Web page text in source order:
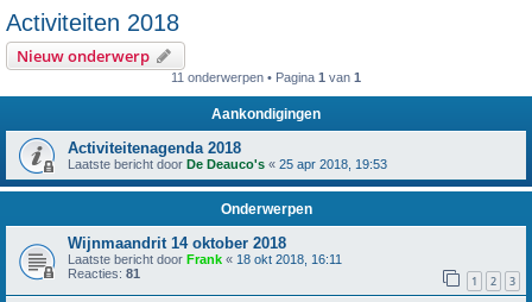
Activiteiten 2018
Nieuw onderwerp
11 onderwerpen • Pagina 1 van 1
Aankondigingen
Activiteitenagenda 2018
Laatste bericht door De Deauco's « 25 apr 2018, 19:53
Onderwerpen
Wijnmaandrit 14 oktober 2018
Laatste bericht door Frank « 18 okt 2018, 16:11
Reacties: 81 1 2 3